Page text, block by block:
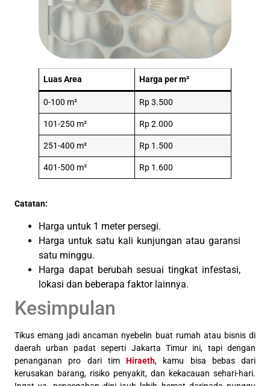
Luas Area Harga per m²
0-100 m² Rp 3.500
101-250 m² Rp 2.000
251-400 m² Rp 1.500
401-500 m² Rp 1.600
Catatan:
Harga untuk 1 meter persegi.
Harga untuk satu kali kunjungan atau garansi
satu minggu.
Harga dapat berubah sesuai tingkat infestasi,
lokasi dan beberapa faktor lainnya.
Kesimpulan
Tikus emang jadi ancaman nyebelin buat rumah atau bisnis di
daerah urban padat seperti Jakarta Timur ini, tapi dengan
penanganan pro dari tim Hiraeth, kamu bisa bebas dari
kerusakan barang, risiko penyakit, dan kekacauan sehari-hari.